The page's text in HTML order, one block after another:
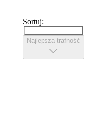
Sortuj:
Najlepsza trafność